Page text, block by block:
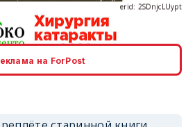
erid: 2SDnjcrDNw6
на ForPost